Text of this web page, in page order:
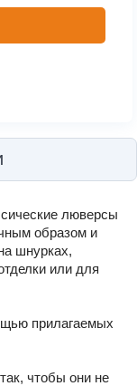
люверсы
образом и
шнурках,
или для
прилагаемых
чтобы они не